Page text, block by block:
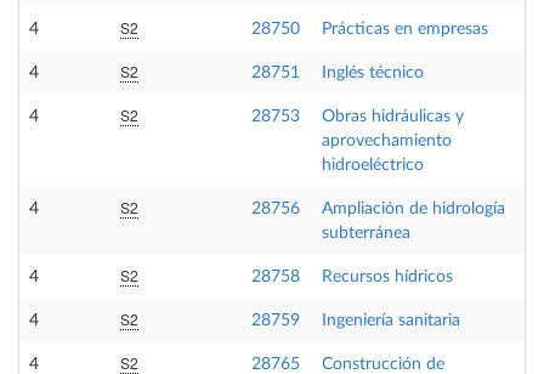
4 S2 28750 Prácticas en empresas
4 S2 28751 Inglés técnico
4 S2 28753
Obras hidráulicas y
aprovechamiento
hidroeléctrico
4 S2 28756
Ampliación de hidrología
subterránea
4 S2 28758 Recursos hídricos
4 S2 28759 Ingeniería sanitaria
4 S2 28765
Construcción de